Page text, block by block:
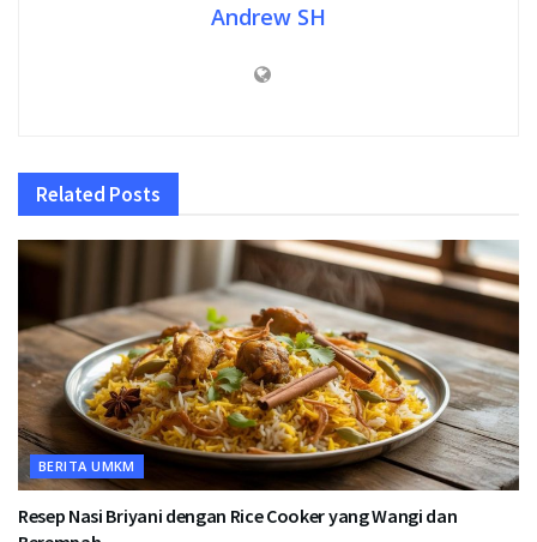
Andrew SH
Related Posts
BERITA UMKM
Resep Nasi Briyani dengan Rice Cooker yang Wangi dan